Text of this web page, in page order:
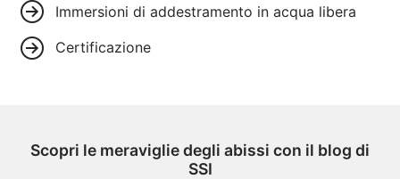
Immersioni di addestramento in acqua libera
Certificazione
Scopri le meraviglie degli abissi con il blog di
SSI